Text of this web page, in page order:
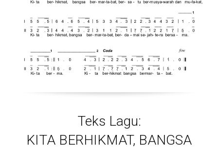
Teks Lagu:
KITA BERHIKMAT, BANGSA